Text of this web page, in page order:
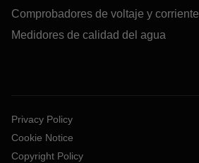
Comprobadores de voltaje y corriente
Medidores de calidad del agua
Privacy Policy
Cookie Notice
Copyright Policy